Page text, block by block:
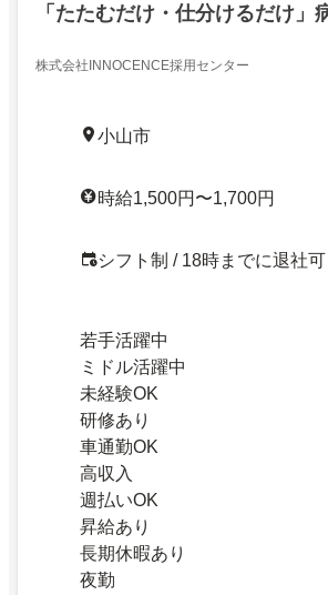
「たたむだけ・仕分けるだけ
株式会社INNOCENCE採用センター
小山市
時給1,500円〜1,700円
シフト制 / 18時までに退社
若手活躍中
ミドル活躍中
未経験OK
研修あり
車通勤OK
高収入
週払いOK
昇給あり
長期休暇あり
夜勤